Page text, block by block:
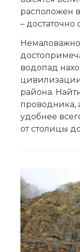
расположен
– достаточно
водопад
цивилизации
района.
проводника,
удобнее
от столицы